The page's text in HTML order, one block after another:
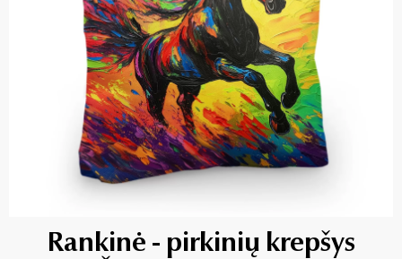
Rankinė - pirkinių krepšys